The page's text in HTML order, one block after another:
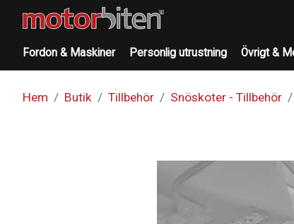
Fordon & Maskiner Personlig utrustning Övrigt &
Hem Butik Tillbehör Snöskoter - Tillbehör